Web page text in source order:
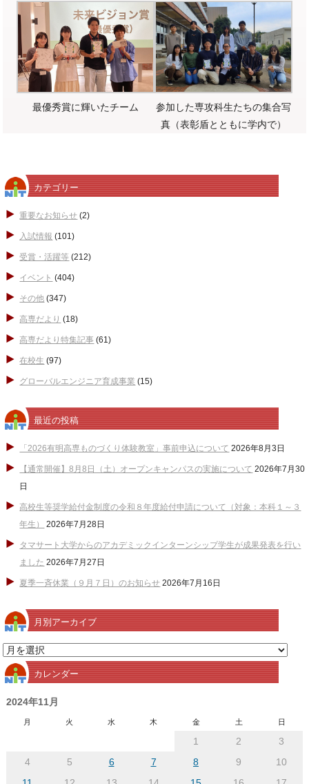
最優秀賞に輝いたチーム
参加した専攻科生たちの集合写
真（表彰盾とともに学内で）
カテゴリー
重要なお知らせ (2)
入試情報 (101)
受賞・活躍等 (212)
イベント (404)
その他 (347)
高専だより (18)
高専だより特集記事 (61)
在校生 (97)
グローバルエンジニア育成事業 (15)
最近の投稿
「2026有明高専ものづくり体験教室」事前申込について 2026年8月3日
【通常開催】8月8日（土）オープンキャンパスの実施について 2026年7月30
日
高校生等奨学給付金制度の令和８年度給付申請について（対象：本科１～３
年生）
2026年7月28日
タマサート大学からのアカデミックインターンシップ学生が成果発表を行い
ました 2026年7月27日
夏季一斉休業（９月７日）のお知らせ 2026年7月16日
月別アーカイブ
月
別
ア
ー
カレンダー
2024年11月
月 火 水 木 金 土 日
1 2
3
4
5 6 7 8 9
10